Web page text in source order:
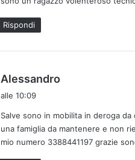
e
t
t
Rispondi
Alessandro
e
t
t
alle 10:09
Salve sono in mobilita in deroga
una famiglia da mantenere e non
mio numero 3388441197 grazie